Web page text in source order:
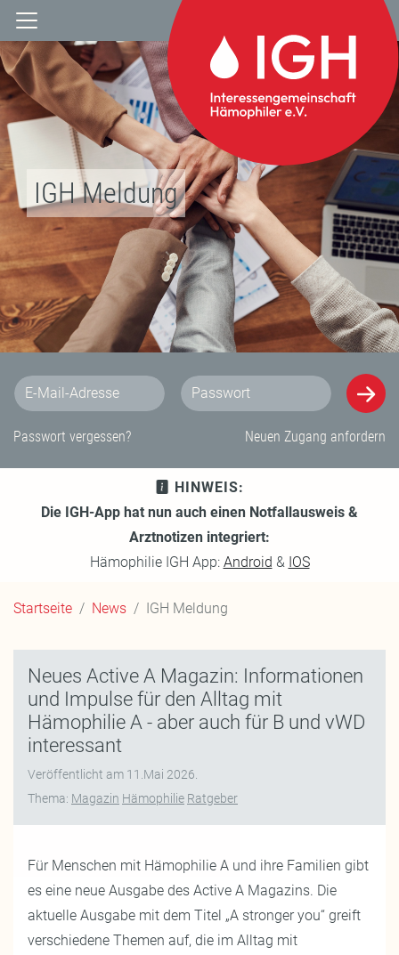
IGH Meldung
E-Mail-Adresse
Passwort
Passwort vergessen?
Neuen Zugang anfordern
HINWEIS:
Die IGH-App hat nun auch einen Notfallausweis &
Arztnotizen integriert:
Hämophilie IGH App: Android & IOS
Startseite News IGH Meldung
Neues Active A Magazin: Informationen
und Impulse für den Alltag mit
Hämophilie A - aber auch für B und vWD
interessant
Veröffentlicht am 11.Mai 2026
Thema: Magazin Hämophilie Ratgeber
Für Menschen mit Hämophilie A und ihre Familien gibt
es eine neue Ausgabe des Active A Magazins. Die
aktuelle Ausgabe mit dem Titel „A stronger you“ greift
verschiedene Themen auf, die im Alltag mit